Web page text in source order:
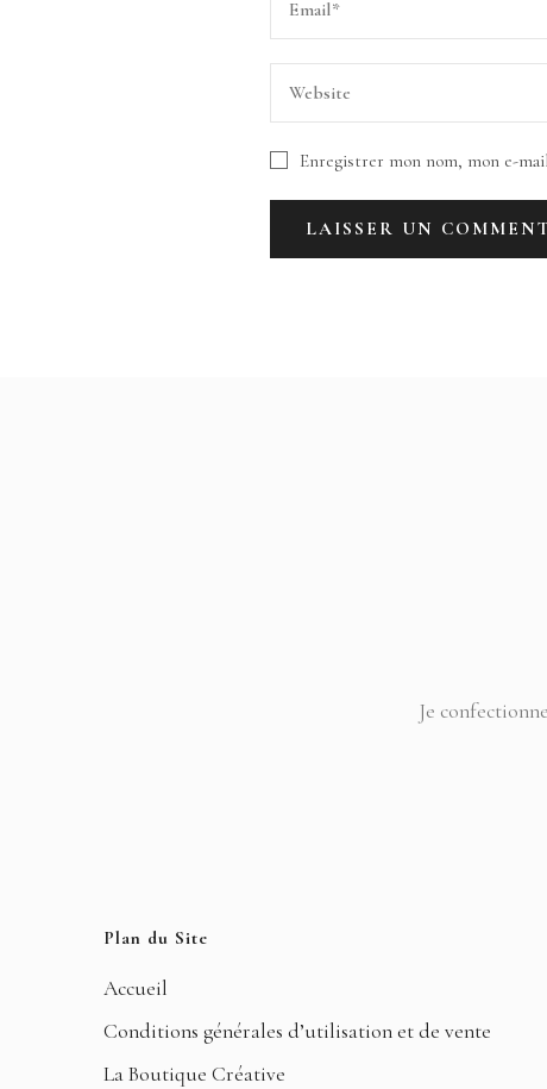
Enregistrer mon nom, mon e-
Je
Plan du Site
Accueil
Conditions générales d’utilisation et de vente
La Boutique Créative